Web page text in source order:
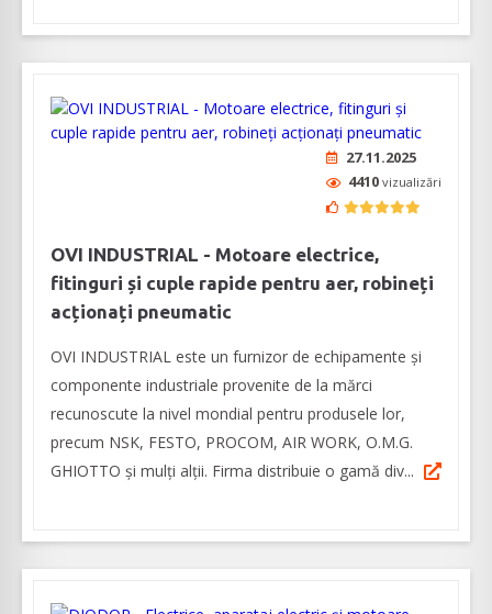
27.11.2025
4410 vizualizări
OVI INDUSTRIAL - Motoare electrice,
fitinguri și cuple rapide pentru aer, robineți
acționați pneumatic
OVI INDUSTRIAL este un furnizor de echipamente și
componente industriale provenite de la mărci
recunoscute la nivel mondial pentru produsele lor,
precum NSK, FESTO, PROCOM, AIR WORK, O.M.G.
GHIOTTO și mulți alții. Firma distribuie o gamă div...